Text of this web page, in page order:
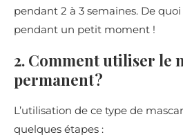
pendant 2 à 3 semaines. De
pendant un petit moment !
2. Comment utiliser le
permanent ?
L’utilisation de ce type de
quelques étapes :